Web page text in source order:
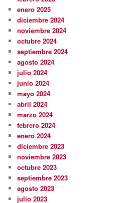
enero 2025
diciembre 2024
noviembre 2024
octubre 2024
septiembre 2024
agosto 2024
julio 2024
junio 2024
mayo 2024
abril 2024
marzo 2024
febrero 2024
enero 2024
diciembre 2023
noviembre 2023
octubre 2023
septiembre 2023
agosto 2023
julio 2023